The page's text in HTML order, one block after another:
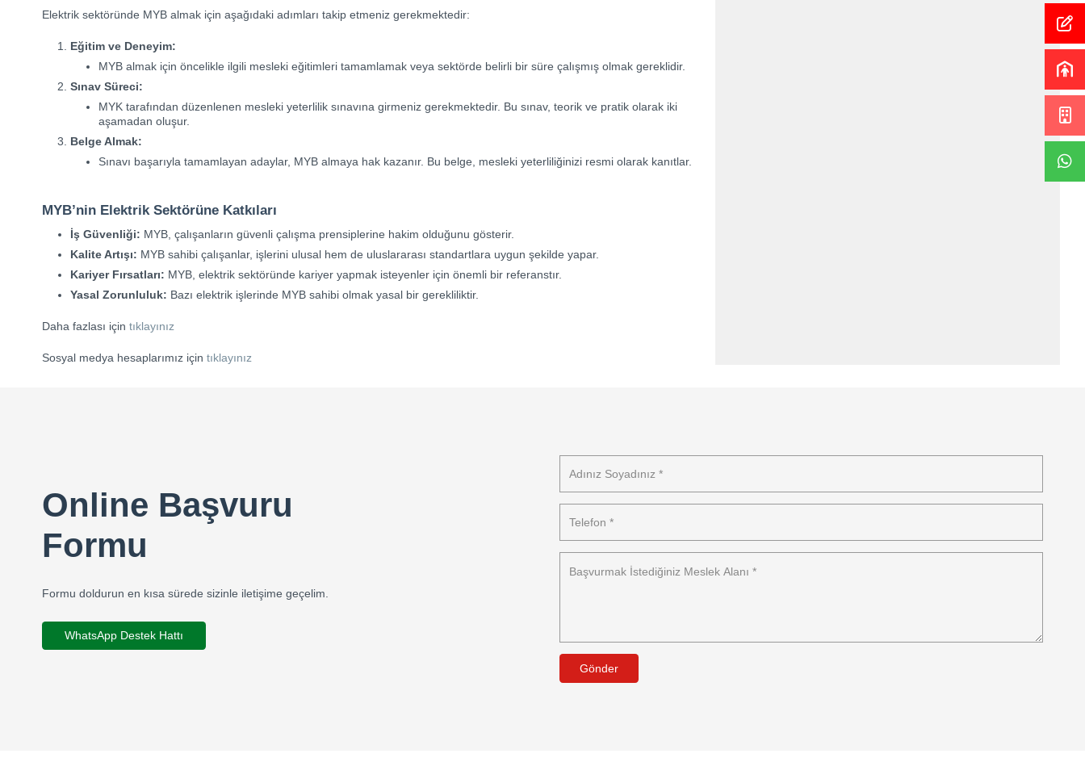
Elektrik sektöründe MYB almak için aşağıdaki adımları takip etmeniz gerekmektedir:
Eğitim ve Deneyim:
MYB almak için öncelikle ilgili mesleki eğitimleri tamamlamak veya sektörde belirli bir süre çalışmış olmak gereklidir.
Sınav Süreci:
MYK tarafından düzenlenen mesleki yeterlilik sınavına girmeniz gerekmektedir. Bu sınav, teorik ve pratik olarak iki
aşamadan oluşur.
Belge Almak:
Sınavı başarıyla tamamlayan adaylar, MYB almaya hak kazanır. Bu belge, mesleki yeterliliğinizi resmi olarak kanıtlar.
MYB’nin Elektrik Sektörüne Katkıları
İş Güvenliği: MYB, çalışanların güvenli çalışma prensiplerine hakim olduğunu gösterir.
Kalite Artışı: MYB sahibi çalışanlar, işlerini ulusal hem de uluslararası standartlara uygun şekilde yapar.
Kariyer Fırsatları: MYB, elektrik sektöründe kariyer yapmak isteyenler için önemli bir referanstır.
Yasal Zorunluluk: Bazı elektrik işlerinde MYB sahibi olmak yasal bir gerekliliktir.
Daha fazlası için tıklayınız
Sosyal medya hesaplarımız için tıklayınız
Online Başvuru
Formu
Formu doldurun en kısa sürede sizinle iletişime geçelim.
WhatsApp Destek Hattı
Gönder